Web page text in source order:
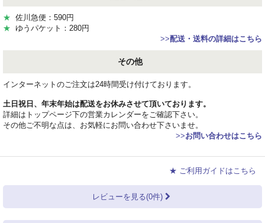
★ 佐川急便：590円
★ ゆうパケット：280円
>>配送・送料の詳細はこちら
その他
インターネットのご注文は24時間受け付けております。
土日祝日、年末年始は配送をお休みさせて頂いております。
詳細はトップページ下の営業カレンダーをご確認下さい。
その他ご不明な点は、お気軽にお問い合わせ下さいませ。
>>お問い合わせはこちら
★ ご利用ガイドはこちら
レビューを見る(0件)